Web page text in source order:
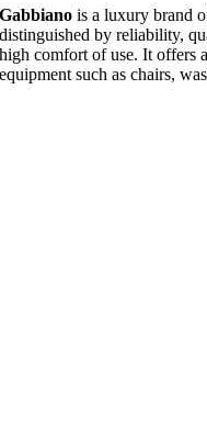
Gabbiano is a luxury brand
distinguished by reliability,
high comfort of use. It offers
equipment such as chairs,